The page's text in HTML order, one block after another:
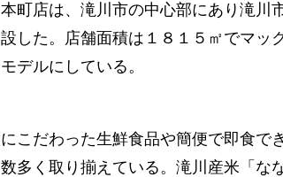
町店は、滝川市の中心部にあり滝川
した。店舗面積は１８１５㎡でマッ
デルにしている。
だわった生鮮食品や簡便で即食で
多く取り揃えている。滝川産米「な